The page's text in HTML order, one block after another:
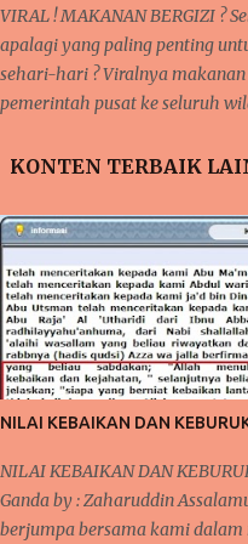
VIRAL ! MAKANAN BERGIZI ?
apalagi yang paling penting
sehari-hari ? Viralnya
pemerintah pusat ke seluruh
begitu juga di pembicaraan
menerima MAKANAN BERGIZI
penasaran menanti
Program Makanan Bergizi ini,
publik karena beberapa kasus
beres pada makanan yang
berdampak buruk bagi
pada akhirnya di beritakan
jatuh sakit sehingga dikatakan
KONTEN TERBAIK
NILAI KEBAIKAN DAN
NILAI KEBAIKAN DAN
Ganda by : Zaharuddin
berjumpa bersama kami dalam